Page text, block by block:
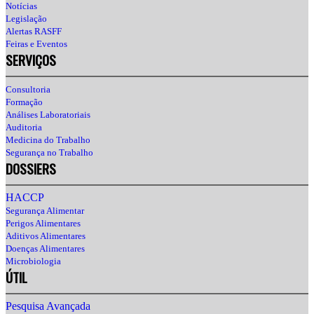
Notícias
Legislação
Alertas RASFF
Feiras e Eventos
SERVIÇOS
Consultoria
Formação
Análises Laboratoriais
Auditoria
Medicina do Trabalho
Segurança no Trabalho
DOSSIERS
HACCP
Segurança Alimentar
Perigos Alimentares
Aditivos Alimentares
Doenças Alimentares
Microbiologia
ÚTIL
Pesquisa Avançada